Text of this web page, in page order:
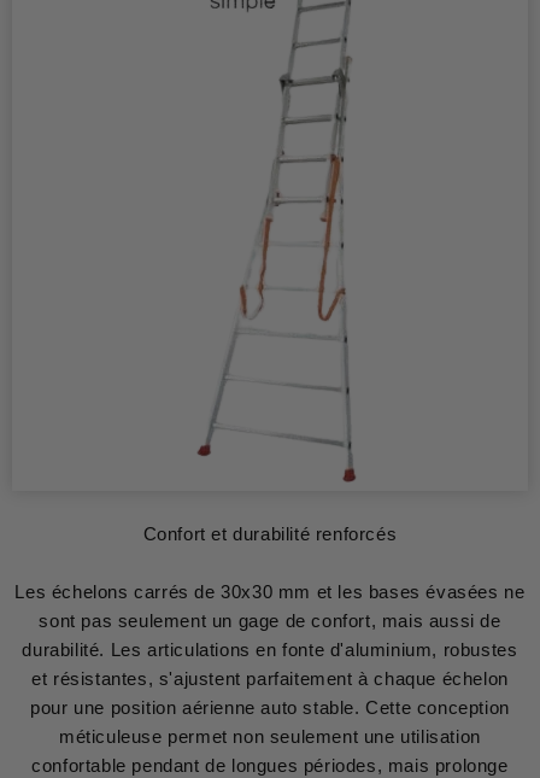
Confort et durabilité renforcés
Les échelons carrés de 30x30 mm et les bases évasées ne
sont pas seulement un gage de confort, mais aussi de
durabilité. Les articulations en fonte d'aluminium, robustes
et résistantes, s'ajustent parfaitement à chaque échelon
pour une position aérienne auto stable. Cette conception
méticuleuse permet non seulement une utilisation
confortable pendant de longues périodes, mais prolonge